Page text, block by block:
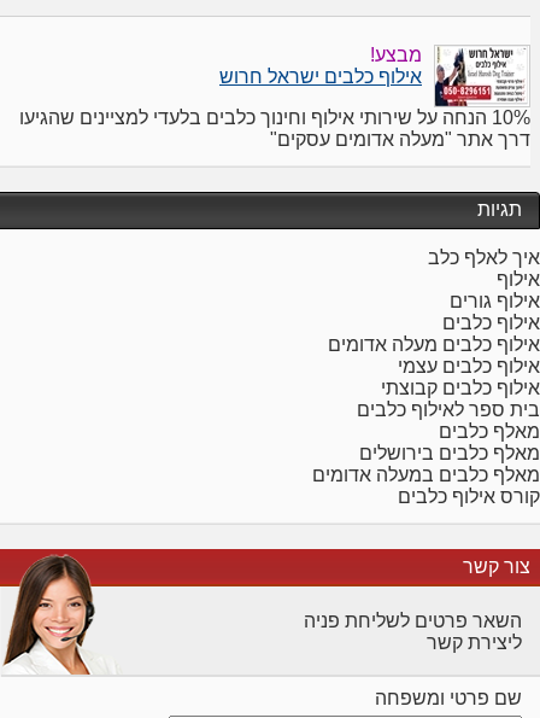
מבצע!
אילוף כלבים ישראל חרוש
10% הנחה על שירותי אילוף וחינוך כלבים בלעדי למציינים שהגיעו
דרך אתר "מעלה אדומים עסקים"
תגיות
איך לאלף כלב
אילוף
אילוף גורים
אילוף כלבים
אילוף כלבים מעלה אדומים
אילוף כלבים עצמי
אילוף כלבים קבוצתי
בית ספר לאילוף כלבים
מאלף כלבים
מאלף כלבים בירושלים
מאלף כלבים במעלה אדומים
קורס אילוף כלבים
צור קשר
השאר פרטים לשליחת פניה
ליצירת קשר
שם פרטי ומשפחה